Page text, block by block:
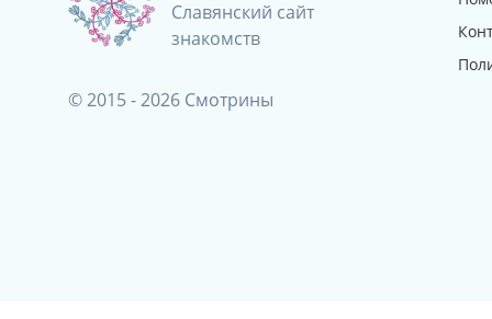
Славянский сайт
знакомств
© 2015 - 2026 Смотрины